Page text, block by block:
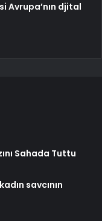
Avrupa’nın djital
Sahada Tuttu
savcının